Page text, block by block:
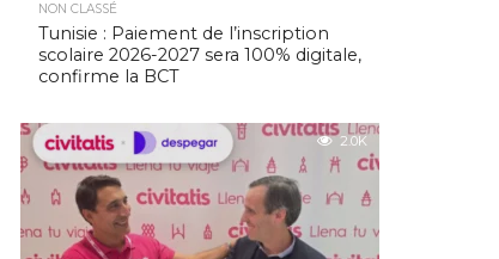
NON CLASSÉ
Tunisie : Paiement de l’inscription
scolaire 2026-2027 sera 100% digitale,
confirme la BCT
2.0K